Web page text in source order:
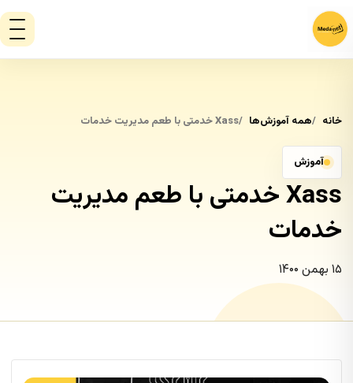
خانه همه آموزش‌ها Xass خدمتی با طعم مدیریت خدمات
آموزش
Xass خدمتی با طعم مدیریت
خدمات
۱۵ بهمن ۱۴۰۰